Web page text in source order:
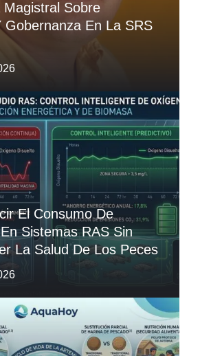
Magistral Sobre
Gobernanza En La SRS
El Consumo De
Sistemas RAS Sin
La Salud De Los Peces